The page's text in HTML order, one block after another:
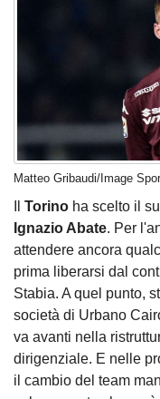
Matteo Gribaudi/Image
Torino ha scelto il
Ignazio Abate. Per
attendere ancora
prima liberarsi dal
Stabia. A quel punto,
società di Urbano
va avanti nella
dirigenziale. E nelle
il cambio del team